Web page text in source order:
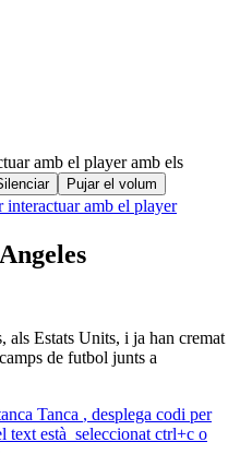
amb el player amb els
Pujar el volum
interactuar amb el player
als Estats Units, i ja han cremat
de futbol junts a
Tanca , desplega codi per
text està seleccionat ctrl+c o